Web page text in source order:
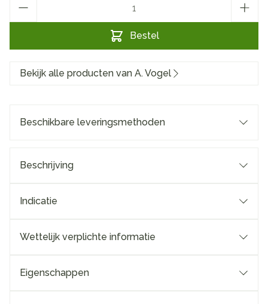
Bestel
Bekijk alle producten van A. Vogel
Beschikbare leveringsmethoden
Beschrijving
Indicatie
Wettelijk verplichte informatie
Eigenschappen